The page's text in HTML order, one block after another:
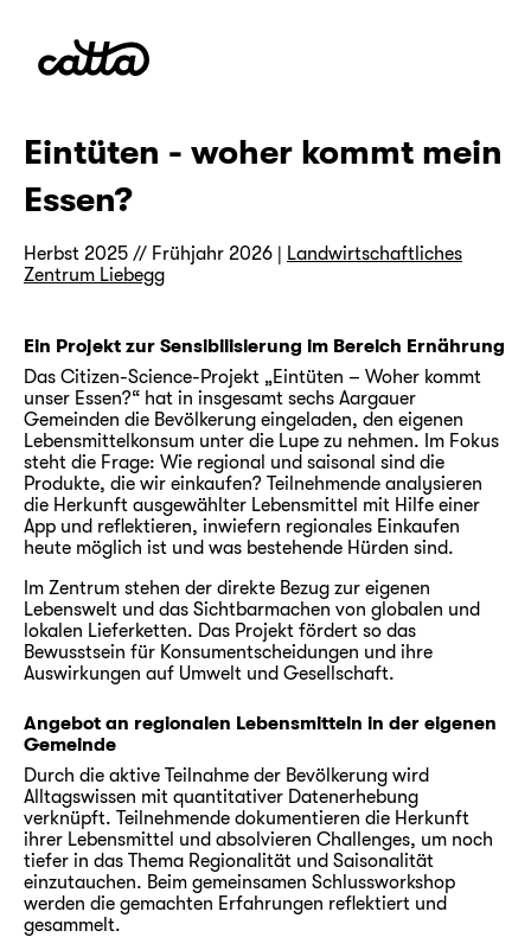
Eintüten - woher kommt mein
Essen?
Herbst 2025 // Frühjahr 2026 | Landwirtschaftliches
Zentrum Liebegg
Ein Projekt zur Sensibilisierung im Bereich Ernährung
Das Citizen-Science-Projekt „Eintüten – Woher kommt
unser Essen?“ hat in insgesamt sechs Aargauer
Gemeinden die Bevölkerung eingeladen, den eigenen
Lebensmittelkonsum unter die Lupe zu nehmen. Im Fokus
steht die Frage: Wie regional und saisonal sind die
Produkte, die wir einkaufen? Teilnehmende analysieren
die Herkunft ausgewählter Lebensmittel mit Hilfe einer
App und reflektieren, inwiefern regionales Einkaufen
heute möglich ist und was bestehende Hürden sind.
Im Zentrum stehen der direkte Bezug zur eigenen
Lebenswelt und das Sichtbarmachen von globalen und
lokalen Lieferketten. Das Projekt fördert so das
Bewusstsein für Konsumentscheidungen und ihre
Auswirkungen auf Umwelt und Gesellschaft.
Angebot an regionalen Lebensmitteln in der eigenen
Gemeinde
Durch die aktive Teilnahme der Bevölkerung wird
Alltagswissen mit quantitativer Datenerhebung
verknüpft. Teilnehmende dokumentieren die Herkunft
ihrer Lebensmittel und absolvieren Challenges, um noch
tiefer in das Thema Regionalität und Saisonalität
einzutauchen. Beim gemeinsamen Schlussworkshop
werden die gemachten Erfahrungen reflektiert und
gesammelt.